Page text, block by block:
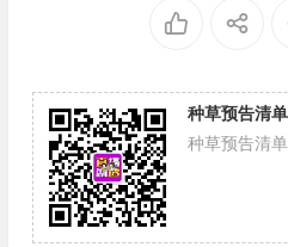
种草预告清单
种草预告清单